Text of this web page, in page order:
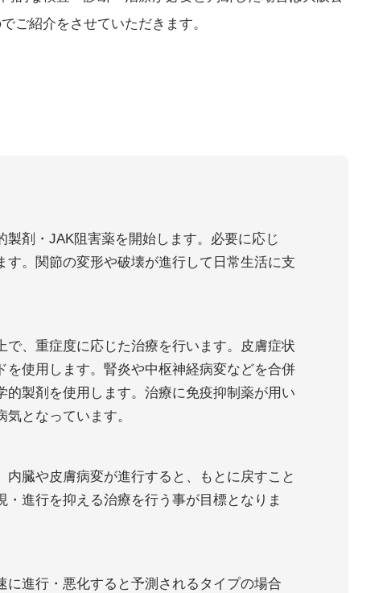
ご紹介をさせていただきます。
剤・JAK阻害薬を開始します。必要に応じ
。関節の変形や破壊が進行して日常生活に支
、重症度に応じた治療を行います。皮膚症状
使用します。腎炎や中枢神経病変などを合併
製剤を使用します。治療に免疫抑制薬が用い
となっています。
臓や皮膚病変が進行すると、もとに戻すこと
進行を抑える治療を行う事が目標となりま
進行・悪化すると予測されるタイプの場合